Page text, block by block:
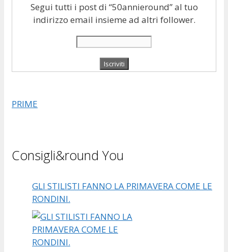
Segui tutti i post di “50annieround” al tuo
indirizzo email insieme ad altri follower.
PRIME
Consigli&round You
GLI STILISTI FANNO LA PRIMAVERA COME LE
RONDINI.